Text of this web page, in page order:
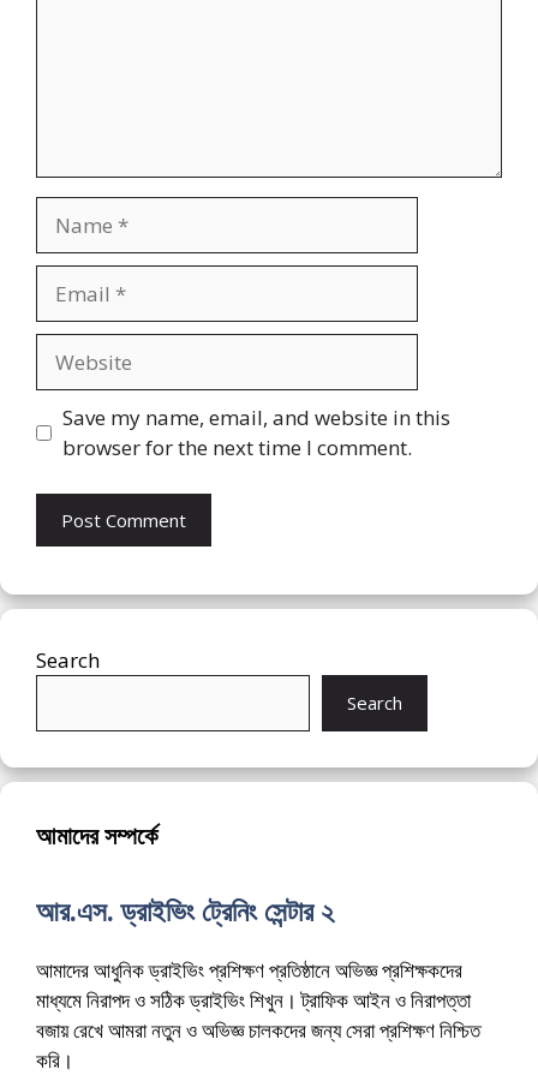
Save my name, email, and website in this
browser for the next time I comment.
Search
Search
আমাদের সম্পর্কে
আর.এস. ড্রাইভিং ট্রেনিং সেন্টার ২
আমাদের আধুনিক ড্রাইভিং প্রশিক্ষণ প্রতিষ্ঠানে অভিজ্ঞ প্রশিক্ষকদের
মাধ্যমে নিরাপদ ও সঠিক ড্রাইভিং শিখুন। ট্রাফিক আইন ও নিরাপত্তা
বজায় রেখে আমরা নতুন ও অভিজ্ঞ চালকদের জন্য সেরা প্রশিক্ষণ নিশ্চিত
করি।